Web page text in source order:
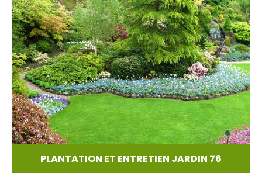
PLANTATION ET ENTRETIEN JARDIN 76